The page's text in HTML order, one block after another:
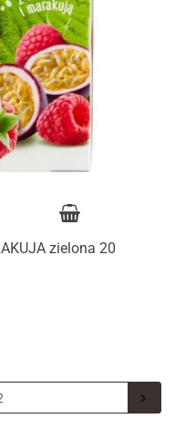
zielona 20